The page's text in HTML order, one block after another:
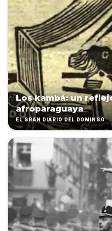
Los kambá: un
afroparaguaya
EL GRAN DIARIO DEL DOMINGO